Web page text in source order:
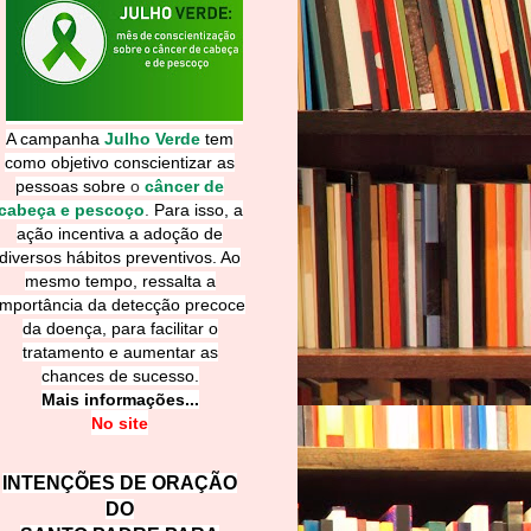
A campanha Julho Verde tem
como objetivo conscientizar as
pessoas sobre o câncer de
e pescoço
Para isso, a
ação incentiva a adoção de
diversos hábitos preventivos. Ao
mesmo tempo, ressalta a
da detecção precoce
da doença, para facilitar o
tratamento e aumentar as
chances de sucesso.
Mais informações...
No site
INTENÇÕES DE ORAÇÃO
DO